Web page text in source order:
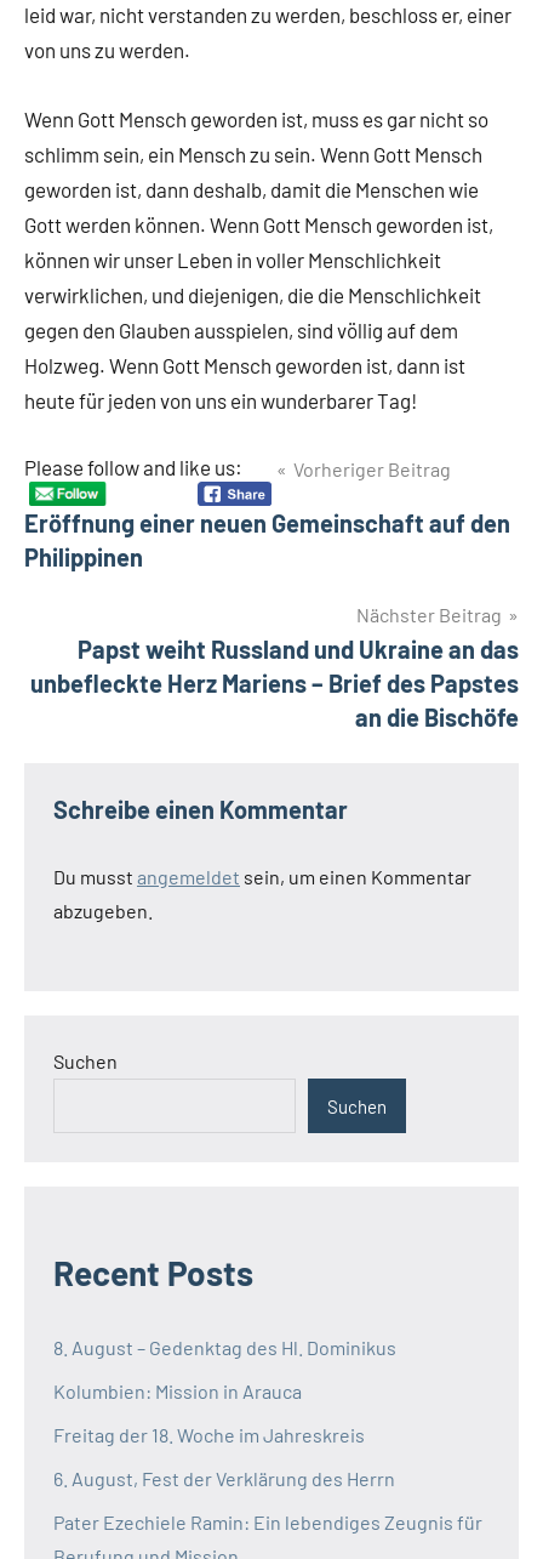
leid war, nicht verstanden zu werden, beschloss er, einer
von uns zu werden.
Wenn Gott Mensch geworden ist, muss es gar nicht so
schlimm sein, ein Mensch zu sein. Wenn Gott Mensch
geworden ist, dann deshalb, damit die Menschen wie
Gott werden können. Wenn Gott Mensch geworden ist,
können wir unser Leben in voller Menschlichkeit
verwirklichen, und diejenigen, die die Menschlichkeit
gegen den Glauben ausspielen, sind völlig auf dem
Holzweg. Wenn Gott Mensch geworden ist, dann ist
heute für jeden von uns ein wunderbarer Tag!
Please follow and like us:
BeitragsnavigationVorheriger Beitrag
Eröffnung einer neuen Gemeinschaft auf den
Philippinen
Nächster Beitrag
Papst weiht Russland und Ukraine an das
unbefleckte Herz Mariens – Brief des Papstes
an die Bischöfe
Schreibe einen Kommentar
Du musst angemeldet sein, um einen Kommentar
abzugeben.
Suchen
Suchen
Recent Posts
8. August – Gedenktag des Hl. Dominikus
Kolumbien: Mission in Arauca
Freitag der 18. Woche im Jahreskreis
6. August, Fest der Verklärung des Herrn
Pater Ezechiele Ramin: Ein lebendiges Zeugnis für